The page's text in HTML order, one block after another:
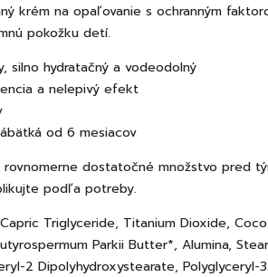
krém na opaľovanie s ochranným
pokožku detí.
silno hydratačný a vodeodolný
a nelepivý efekt
od 6 mesiacov
rovnomerne dostatočné množstvo pred
podľa potreby.
Triglyceride, Titanium Dioxide,
Parkii Butter*, Alumina,
2 Dipolyhydroxystearate, Polyglyceryl-